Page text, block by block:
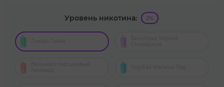
Уровень никотина: 2%